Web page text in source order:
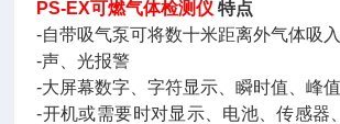
PS-EX可燃气体检测仪 特点
-自带吸气泵可将数十米距离外气体吸
-声、光报警
-大屏幕数字、字符显示、瞬时值、峰
-开机或需要时对显示、电池、传感器